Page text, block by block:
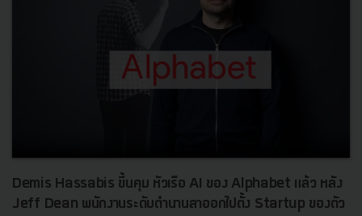
Demis Hassabis ขึ้นคุม หัวเรือ AI ของ Alphabet แล้ว หลัง
Jeff Dean พนักงานระดับตำนานลาออกไปตั้ง Startup ของตัว